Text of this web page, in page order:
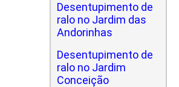
Desentupimento de
ralo no Jardim das
Andorinhas
Desentupimento de
ralo no Jardim
Conceição